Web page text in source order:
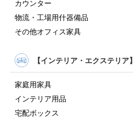
カウンター
物流・工場用什器備品
その他オフィス家具
【インテリア・エクステリア】
家庭用家具
インテリア用品
宅配ボックス